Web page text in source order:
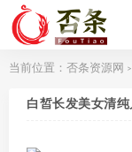
当前位置： 否条资源网 >
白皙长发美女清